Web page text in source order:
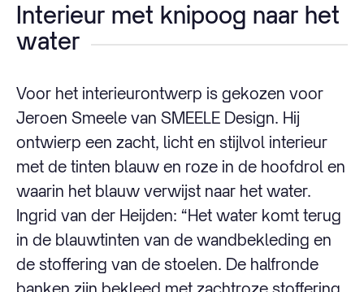
Interieur met knipoog naar het
water
Voor het interieurontwerp is gekozen voor
Jeroen Smeele van SMEELE Design. Hij
ontwierp een zacht, licht en stijlvol interieur
met de tinten blauw en roze in de hoofdrol en
waarin het blauw verwijst naar het water.
Ingrid van der Heijden: “Het water komt terug
in de blauwtinten van de wandbekleding en
de stoffering van de stoelen. De halfronde